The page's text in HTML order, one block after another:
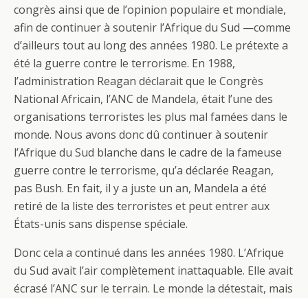
congrès ainsi que de l’opinion populaire et mondiale,
afin de continuer à soutenir l’Afrique du Sud —comme
d’ailleurs tout au long des années 1980. Le prétexte a
été la guerre contre le terrorisme. En 1988,
l’administration Reagan déclarait que le Congrès
National Africain, l’ANC de Mandela, était l’une des
organisations terroristes les plus mal famées dans le
monde. Nous avons donc dû continuer à soutenir
l’Afrique du Sud blanche dans le cadre de la fameuse
guerre contre le terrorisme, qu’a déclarée Reagan,
pas Bush. En fait, il y a juste un an, Mandela a été
retiré de la liste des terroristes et peut entrer aux
États-unis sans dispense spéciale.
Donc cela a continué dans les années 1980. L’Afrique
du Sud avait l’air complètement inattaquable. Elle avait
écrasé l’ANC sur le terrain. Le monde la détestait, mais